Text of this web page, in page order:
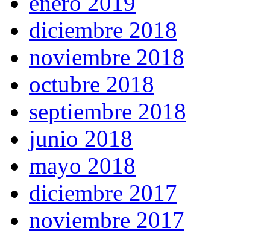
diciembre 2018
noviembre 2018
octubre 2018
septiembre 2018
junio 2018
mayo 2018
diciembre 2017
noviembre 2017